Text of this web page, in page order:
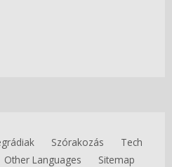
Szórakozás
Tech
Other Languages Sitemap